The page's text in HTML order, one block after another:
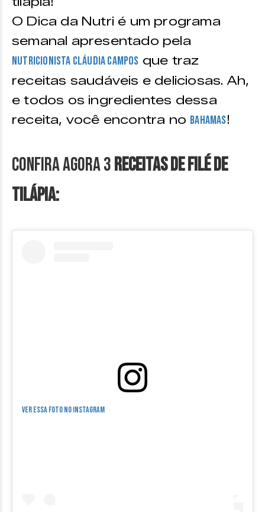
O Dica da Nutri é um programa
semanal apresentado pela
nutricionista Cláudia Campos que traz
receitas saudáveis e deliciosas. Ah,
e todos os ingredientes dessa
receita, você encontra no Bahamas!
Confira agora 3Receitas de Filé de
Tilápia:
Ver essa foto no Instagram